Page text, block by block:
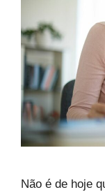
Não é de hoje